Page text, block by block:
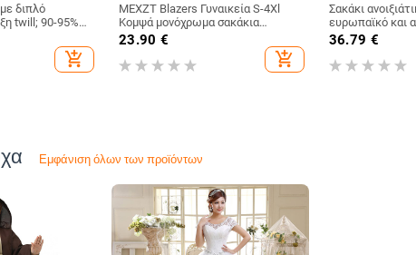
διπλό
twill; 90-95%
σπαντεξ;
μανίκια add_shopping_cart
MEXZT Blazers Γυναικεία S-4Xl
Κομψά μονόχρωμα σακάκια
γραφείου Lady κορεατικά
κοντομάνικα μονόστηθο Casual
Blazer Casual παλτό
23.90 €
add_shopping_cart
Σακάκι
ευρωπαϊκό και
διασυνοριακό
σε νέο στυλ,
στενής
36.79 €
Εμφάνιση όλων των προϊόντων